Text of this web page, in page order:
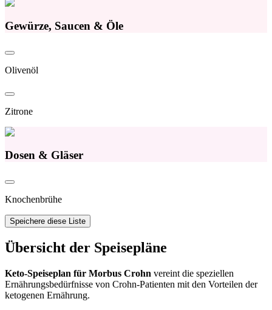
Gewürze, Saucen & Öle
Olivenöl
Zitrone
Dosen & Gläser
Knochenbrühe
Speichere diese Liste
Übersicht der Speisepläne
Keto-Speiseplan für Morbus Crohn vereint die speziellen
Ernährungsbedürfnisse von Crohn-Patienten mit den Vorteilen der
ketogenen Ernährung.